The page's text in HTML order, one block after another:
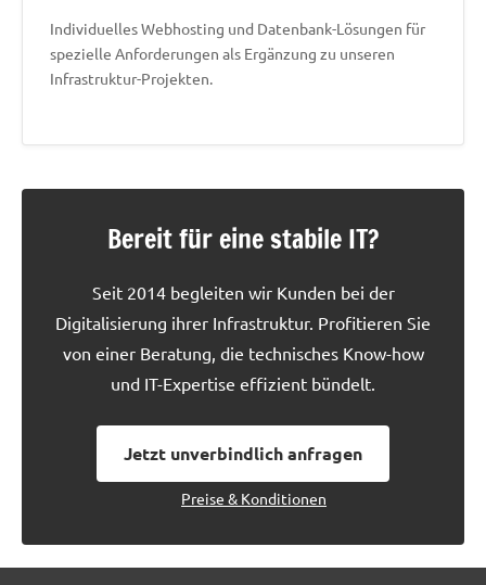
Individuelles Webhosting und Datenbank-Lösungen für
spezielle Anforderungen als Ergänzung zu unseren
Infrastruktur-Projekten.
Bereit für eine stabile IT?
Seit 2014 begleiten wir Kunden bei der
Digitalisierung ihrer Infrastruktur. Profitieren Sie
von einer Beratung, die technisches Know-how
und IT-Expertise effizient bündelt.
Jetzt unverbindlich anfragen
Preise & Konditionen